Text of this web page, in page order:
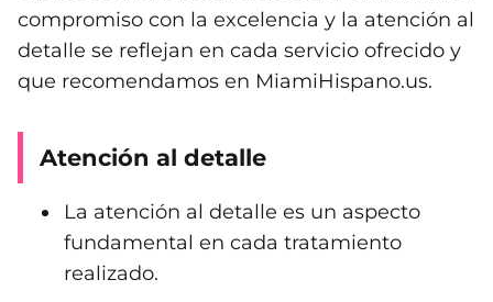
compromiso con la excelencia y la atención al
detalle se reflejan en cada servicio ofrecido y
que recomendamos en MiamiHispano.us.
Atención al detalle
La atención al detalle es un aspecto
fundamental en cada tratamiento
realizado.